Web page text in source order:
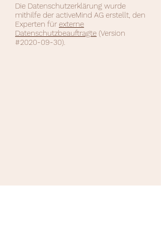
Die Datenschutzerklärung wurde
mithilfe der activeMind AG erstellt, den
Experten für externe
Datenschutzbeauftragte (Version
#2020-09-30).